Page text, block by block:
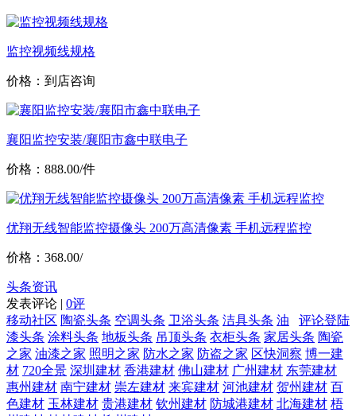
监控视频线规格
价格：到店咨询
襄阳监控安装/襄阳市鑫中联电子
价格：888.00/件
优翔无线智能监控摄像头 200万高清像素 手机远程监控
价格：368.00/
头条资讯
发表评论 | 0评
评论登陆
移动社区 陶瓷头条 空调头条 卫浴头条 洁具头条 油
漆头条 涂料头条 地板头条 吊顶头条 衣柜头条 家居头条 陶瓷
之家 油漆之家 照明之家 防水之家 防盗之家 区快洞察 博一建
材 720全景 深圳建材 香港建材 佛山建材 广州建材 东莞建材
惠州建材 南宁建材 崇左建材 来宾建材 河池建材 贺州建材 百
色建材 玉林建材 贵港建材 钦州建材 防城港建材 北海建材 梧